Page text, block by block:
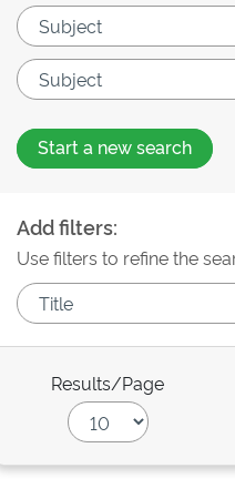
Start a new search
Add filters:
Use filters to refine the
Results/Page